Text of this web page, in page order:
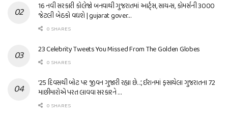
16 નવી સરકારી કોલેજો બનવાથી ગુજરાતમાં આર્ટ્સ, સાયન્સ, કોમર્સની 3000
જેટલી બેઠકો વધશે | gujarat gover…
0 SHARES
23 Celebrity Tweets You Missed From The Golden Globes
0 SHARES
’25 દિવસથી બોટ પર જીવન ગુજારી રહ્યા છે…’, ઈરાનમાં ફસાયેલા ગુજરાતના 72
માછીમારોએ પરત લાવવા સરકારને …
0 SHARES